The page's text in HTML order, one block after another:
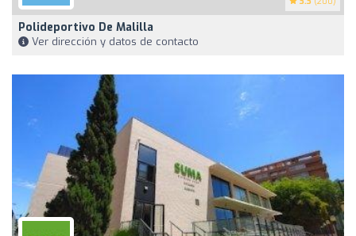
Polideportivo De Malilla
Ver dirección y datos de contacto